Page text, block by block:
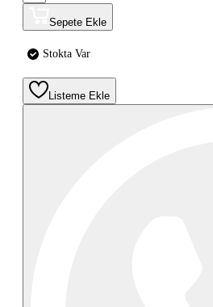
Sepete Ekle
Stokta Var
Listeme Ekle